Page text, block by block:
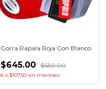
Gorra Rapala Roja Con Blanco
$645.00 $650.00
6 x $107.50 sin intereses